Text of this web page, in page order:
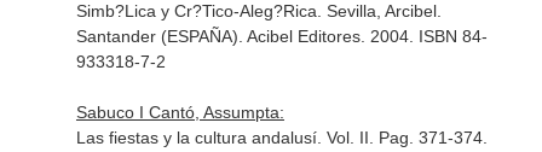
Simb?Lica y Cr?Tico-Aleg?Rica. Sevilla, Arcibel.
Santander (ESPAÑA). Acibel Editores. 2004. ISBN 84-
933318-7-2
Sabuco I Cantó, Assumpta:
Las fiestas y la cultura andalusí. Vol. II. Pag. 371-374.